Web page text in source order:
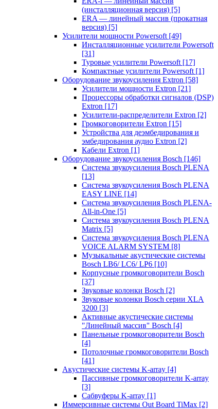
(инсталляционная версия) [5]
ERA — линейный массив (прокатная
версия) [5]
Усилители мощности Powersoft [49]
Инсталляционные усилители Powersoft
[31]
Туровые усилители Powersoft [17]
Компактные усилители Powersoft [1]
Оборудование звукоусиления Extron [58]
Усилители мощности Extron [21]
Процессоры обработки сигналов (DSP)
Extron [17]
Усилители-распределители Extron [2]
Громкоговорители Extron [15]
Устройства для деэмбедирования и
эмбедирования аудио Extron [2]
Кабели Extron [1]
Оборудование звукоусиления Bosch [146]
Система звукоусиления Bosch PLENA
[13]
Система звукоусиления Bosch PLENA
EASY LINE [14]
Система звукоусиления Bosch PLENA-
All-in-One [5]
Система звукоусиления Bosch PLENA
Matrix [5]
Система звукоусиления Bosch PLENA
VOICE ALARM SYSTEM [8]
Музыкальные акустические системы
Bosch LB6/ LC6/ LP6 [10]
Корпусные громкоговорители Bosch
[37]
Звуковые колонки Bosch [2]
Звуковые колонки Bosch серии XLA
3200 [3]
Активные акустические системы
"Линейный массив" Bosch [4]
Панельные громкоговорители Bosch
[4]
Потолочные громкоговорители Bosch
[41]
Акустические системы K-array [4]
Пассивные громкоговорители K-array
[3]
Сабвуферы K-array [1]
Иммерсивные системы Out Board TiMax [2]